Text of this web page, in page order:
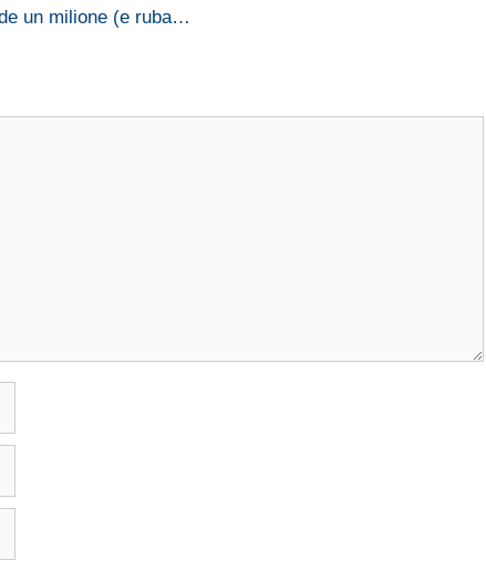
un milione (e ruba…